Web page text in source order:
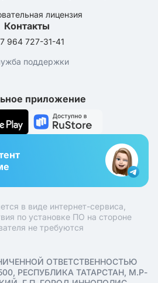
лицензия
Контакты
964 727-31-41
поддержки
приложение
в виде интернет-сервиса,
по установке ПО на стороне
не требуются
ОТВЕТСТВЕННОСТЬЮ
РЕСПУБЛИКА ТАТАРСТАН, М.Р-